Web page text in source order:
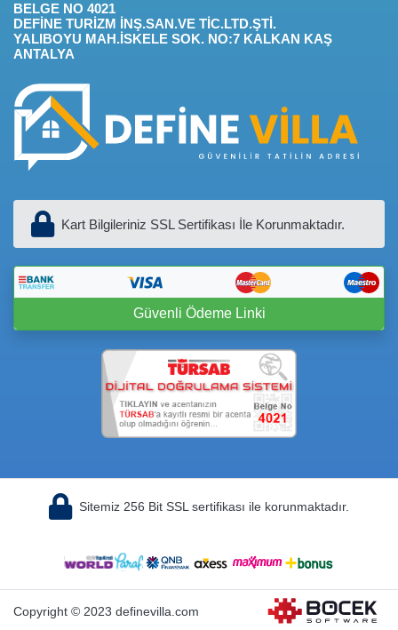
BELGE NO 4021
DEFİNE TURİZM İNŞ.SAN.VE TİC.LTD.ŞTİ.
YALIBOYU MAH.İSKELE SOK. NO:7 KALKAN KAŞ
ANTALYA
Kart Bilgileriniz SSL Sertifikası İle Korunmaktadır.
Güvenli Ödeme Linki
Sitemiz 256 Bit SSL sertifikası ile korunmaktadır.
Copyright © 2023 definevilla.com